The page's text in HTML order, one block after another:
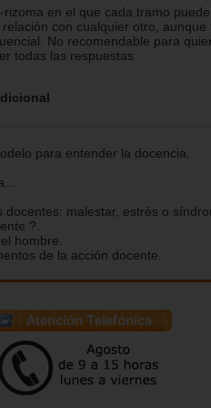
en el que cada tramo
con cualquier otro, aunque
No recomendable para
todas las respuestas
para entender la docencia.
docentes: malestar, estrés o
?.
hombre.
de la acción docente.